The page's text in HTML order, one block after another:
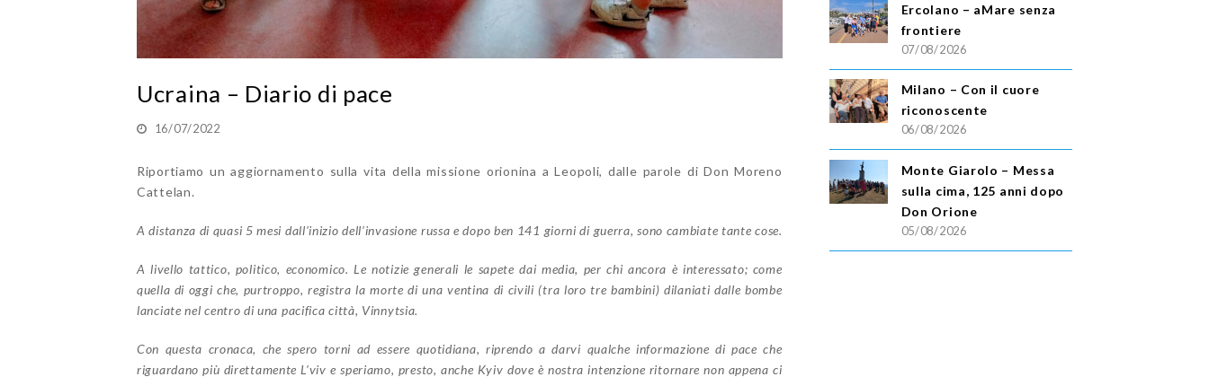
Ucraina – Diario di pace
16/07/2022
Riportiamo un aggiornamento sulla vita della missione orionina a Leopoli, dalle parole di Don Moreno
Cattelan.
A distanza di quasi 5 mesi dall’inizio dell’invasione russa e dopo ben 141 giorni di guerra, sono cambiate tante cose.
A livello tattico, politico, economico. Le notizie generali le sapete dai media, per chi ancora è interessato; come
quella di oggi che, purtroppo, registra la morte di una ventina di civili (tra loro tre bambini) dilaniati dalle bombe
lanciate nel centro di una pacifica città, Vinnytsia.
Con questa cronaca, che spero torni ad essere quotidiana, riprendo a darvi qualche informazione di pace che
riguardano più direttamente L’viv e speriamo, presto, anche Kyiv dove è nostra intenzione ritornare non appena ci
Ercolano – aMare senza
frontiere
07/08/2026
Milano – Con il cuore
riconoscente
06/08/2026
Monte Giarolo – Messa
sulla cima, 125 anni dopo
Don Orione
05/08/2026